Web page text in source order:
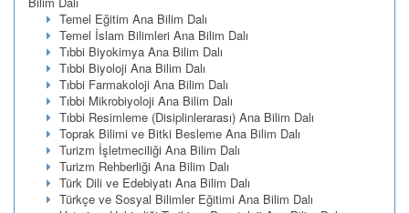
Temel Eğitim Ana Bilim Dalı
Temel İslam Bilimleri Ana Bilim Dalı
Tıbbi Biyokimya Ana Bilim Dalı
Tıbbi Biyoloji Ana Bilim Dalı
Tıbbi Farmakoloji Ana Bilim Dalı
Tıbbi Mikrobiyoloji Ana Bilim Dalı
Tıbbi Resimleme (Disiplinlerarası) Ana Bilim Dalı
Toprak Bilimi ve Bitki Besleme Ana Bilim Dalı
Turizm İşletmeciliği Ana Bilim Dalı
Turizm Rehberliği Ana Bilim Dalı
Türk Dili ve Edebiyatı Ana Bilim Dalı
Türkçe ve Sosyal Bilimler Eğitimi Ana Bilim Dalı